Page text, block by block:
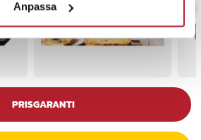
Anpassa
PRISGARANTI